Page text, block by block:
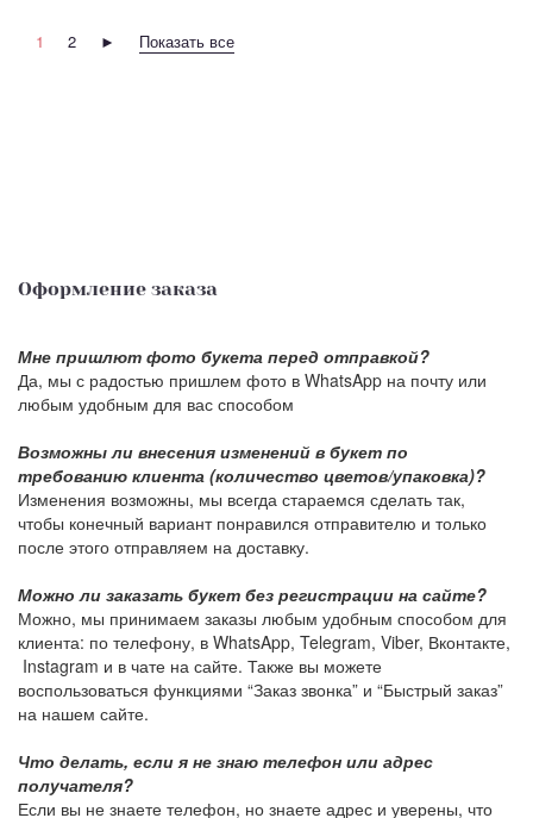
1 2 ► Показать все
Оформление заказа
Мне пришлют фото букета перед отправкой?
Да, мы с радостью пришлем фото в WhatsApp на почту или
любым удобным для вас способом
Возможны ли внесения изменений в букет по
требованию клиента (количество цветов/упаковка)?
Изменения возможны, мы всегда стараемся сделать так,
чтобы конечный вариант понравился отправителю и только
после этого отправляем на доставку.
Можно ли заказать букет без регистрации на сайте?
Можно, мы принимаем заказы любым удобным способом для
клиента: по телефону, в WhatsApp, Telegram, Viber, Вконтакте,
Instagram и в чате на сайте. Также вы можете
воспользоваться функциями “Заказ звонка” и “Быстрый заказ”
на нашем сайте.
Что делать, если я не знаю телефон или адрес
получателя?
Если вы не знаете телефон, но знаете адрес и уверены, что